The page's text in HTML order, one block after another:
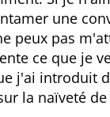
une
peux pas
ce que je
j'ai introduit
la naïveté